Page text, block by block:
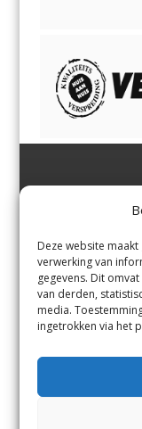
Deze website
verwerking van
gegevens. Dit
van derden,
media.
ingetrokken via het
Margadantstraat 34
0255-533900
info@jutter.nlof
st.nl
Contact
Andere uitgaven
Voorwaarden